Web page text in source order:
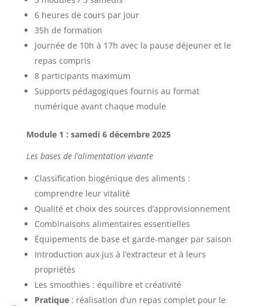
6 heures de cours par jour
35h de formation
Journée de 10h à 17h avec la pause déjeuner et le
repas compris
8 participants maximum
Supports pédagogiques fournis au format
numérique avant chaque module
Module 1 : samedi 6 décembre 2025
Les bases de l’alimentation vivante
Classification biogénique des aliments :
comprendre leur vitalité
Qualité et choix des sources d’approvisionnement
Combinaisons alimentaires essentielles
Équipements de base et garde-manger par saison
Introduction aux jus à l’extracteur et à leurs
propriétés
Les smoothies : équilibre et créativité
Pratique: réalisation d’un repas complet pour le